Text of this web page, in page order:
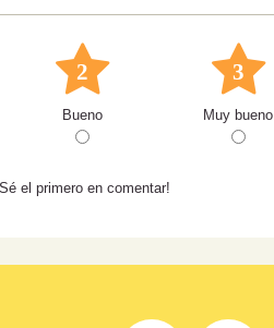
2
Bueno
3
Muy bueno
el primero en comentar!